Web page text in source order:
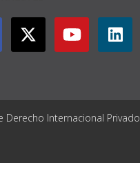
Derecho Internacional Privado